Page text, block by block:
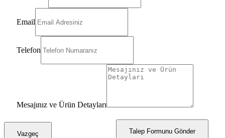
Email
Telefon
Mesajınız ve Ürün Detayları
Talep Formunu Gönder
Vazgeç